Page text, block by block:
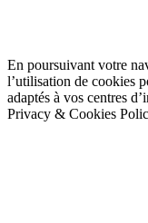
En poursuivant votre
l’utilisation de cookies
adaptés à vos centres
Privacy & Cookies